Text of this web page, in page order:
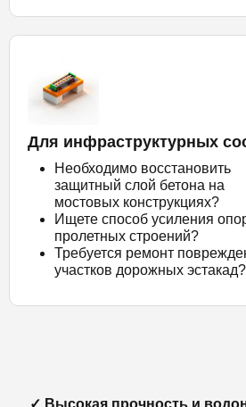
Для инфраструктурных
Необходимо восстановить
защитный слой бетона на
мостовых конструкциях?
Ищете способ усиления
пролетных строений?
Требуется ремонт
участков дорожных эстакад?
✓ Высокая прочность и